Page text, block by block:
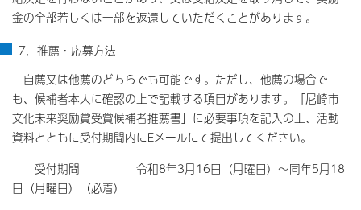
金の全部若しくは一部を返還していただくことがあります。
7．推薦・応募方法
自薦又は他薦のどちらでも可能です。ただし、他薦の場合で
も、候補者本人に確認の上で記載する項目があります。「尼崎市
文化未来奨励賞受賞候補者推薦書」に必要事項を記入の上、活動
資料とともに受付期間内にEメールにて提出してください。
受付期間 令和8年3月16日（月曜日）～同年5月18
日（月曜日）（必着）